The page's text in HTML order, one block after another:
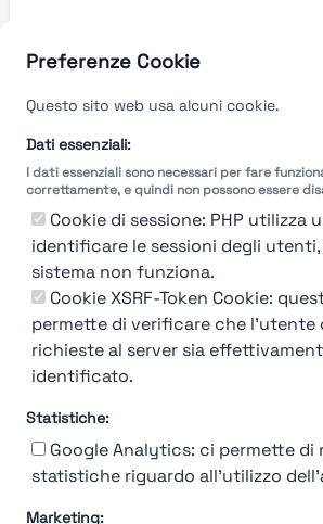
Preferenze Cookie
Questo sito web usa alcuni cookie.
Dati essenziali:
I dati essenziali sono necessari per fare
correttamente, e quindi non possono essere
Cookie di sessione: PHP utilizza
identificare le sessioni degli utenti,
sistema non funziona.
Cookie XSRF-Token Cookie:
permette di verificare che l'utente
richieste al server sia
identificato.
Statistiche:
Google Analytics: ci permette di
statistiche riguardo all'utilizzo
Marketing:
You're Not logged
LoginorIscrivitiper